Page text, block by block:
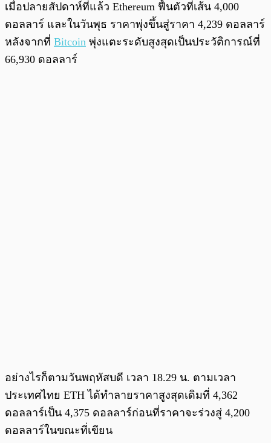
เมื่อปลายสัปดาห์ที่แล้ว Ethereum ฟื้นตัวที่เส้น 4,000
ดอลลาร์ และในวันพุธ ราคาพุ่งขึ้นสู่ราคา 4,239 ดอลลาร์
หลังจากที่ Bitcoin พุ่งแตะระดับสูงสุดเป็นประวัติการณ์ที่
66,930 ดอลลาร์
อย่างไรก็ตามวันพฤหัสบดี เวลา 18.29 น. ตามเวลา
ประเทศไทย ETH ได้ทำลายราคาสูงสุดเดิมที่ 4,362
ดอลลาร์เป็น 4,375 ดอลลาร์ก่อนที่ราคาจะร่วงสู่ 4,200
ดอลลาร์ในขณะที่เขียน